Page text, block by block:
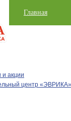
Главная
и акции
центр